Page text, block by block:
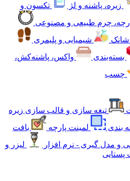
زیره، پاشنه و لژ
تکسون و
چرم طبیعی و مصنوعی
شانک
شیمیایی و پلیمری
بسته‌بندی
واکس، پاشنه‌کش،
چسب
تیغه سازی و قالب سازی زیره
بندی
لمینت پارچه
بافت
و مدل گیری - نرم افزار
لیزر و
پستایی